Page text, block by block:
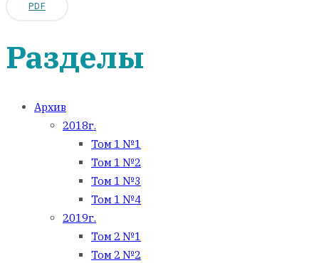
PDF
Разделы
Архив
2018г.
Том 1 №1
Том 1 №2
Том 1 №3
Том 1 №4
2019г.
Том 2 №1
Том 2 №2